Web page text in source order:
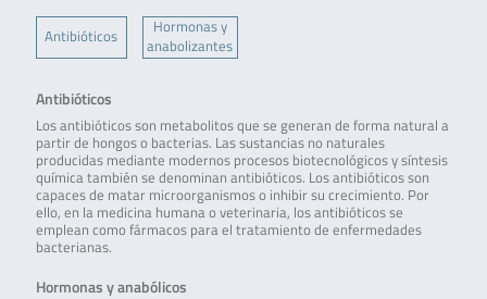
Antibióticos
Hormonas y
anabolizantes
Antibióticos
Los antibióticos son metabolitos que se generan de forma natural a
partir de hongos o bacterias. Las sustancias no naturales
producidas mediante modernos procesos biotecnológicos y síntesis
química también se denominan antibióticos. Los antibióticos son
capaces de matar microorganismos o inhibir su crecimiento. Por
ello, en la medicina humana o veterinaria, los antibióticos se
emplean como fármacos para el tratamiento de enfermedades
bacterianas.
Hormonas y anabólicos